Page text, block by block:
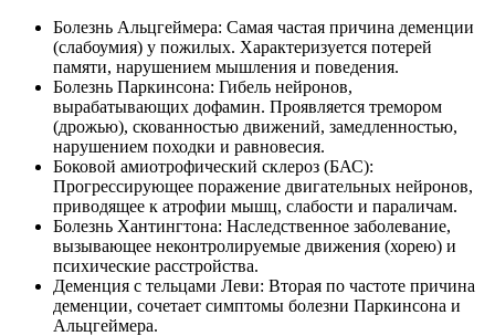
Болезнь Альцгеймера: Самая частая причина деменции
(слабоумия) у пожилых. Характеризуется потерей
памяти, нарушением мышления и поведения.
Болезнь Паркинсона: Гибель нейронов,
вырабатывающих дофамин. Проявляется тремором
(дрожью), скованностью движений, замедленностью,
нарушением походки и равновесия.
Боковой амиотрофический склероз (БАС):
Прогрессирующее поражение двигательных нейронов,
приводящее к атрофии мышц, слабости и параличам.
Болезнь Хантингтона: Наследственное заболевание,
вызывающее неконтролируемые движения (хорею) и
психические расстройства.
Деменция с тельцами Леви: Вторая по частоте причина
деменции, сочетает симптомы болезни Паркинсона и
Альцгеймера.